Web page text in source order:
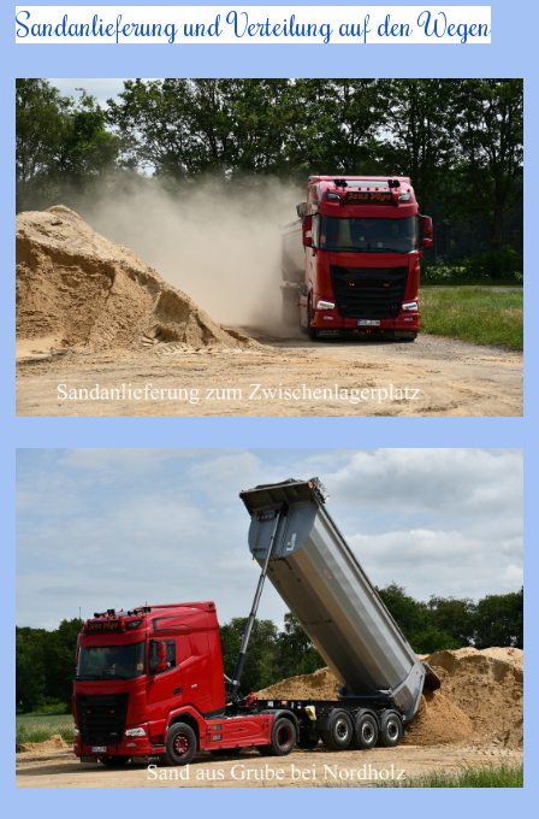
Sandanlieferung und Verteilung auf den Wegen